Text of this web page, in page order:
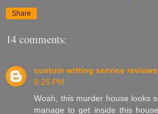
Share
14 comments:
custom writing service reviews
8:25 PM
Woah, this murder house looks
manage to get inside this